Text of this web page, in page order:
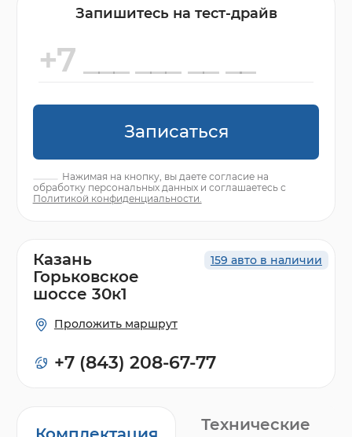
Запишитесь на тест-драйв
Записаться
Нажимая на кнопку, вы даете согласие на
обработку персональных данных и соглашаетесь с
Политикой конфиденциальности.
Технические
159 авто в наличии
Казань
Горьковское
шоссе 30к1
Проложить маршрут
+7 (843) 208-67-77